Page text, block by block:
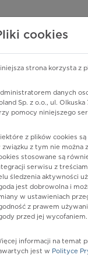
o
PHARMINDEX
lub substancję
cookies
strona korzysta z
danych
Sp. z o.o., ul.
pomocy niniejszego
z plików cookies
związku z tym nie można
stosowane są
serwisu z
śledzenia aktywności
jest dobrowolna i
w ustawieniach
z prawem
przed jej wycofaniem.
informacji na temat
jest w Polityce